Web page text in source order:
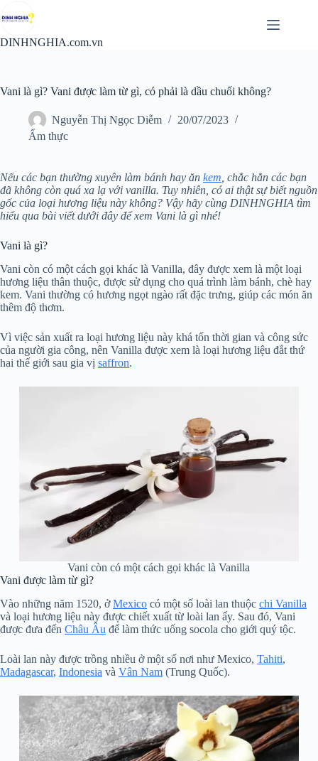
đến
nội
DINHNGHIA.com.vn
Vani là gì? Vani được làm từ gì, có phải là dầu chuối không?
Nguyễn Thị Ngọc Diễm
20/07/2023
Ẩm thực
Nếu các bạn thường xuyên làm bánh hay ăn kem , chắc hẳn các bạn
đã không còn quá xa lạ với vanilla. Tuy nhiên, có ai thật sự biết nguồn
gốc của loại hương liệu này không? Vậy hãy cùng DINHNGHIA tìm
hiểu qua bài viết dưới đây để xem Vani là gì nhé!
Vani là gì?
Vani còn có một cách gọi khác là Vanilla, đây được xem là một loại
hương liệu thân thuộc, được sử dụng cho quá trình làm bánh, chè hay
kem. Vani thường có hương ngọt ngào rất đặc trưng, giúp các món ăn
thêm độ thơm.
Vì việc sản xuất ra loại hương liệu này khá tốn thời gian và công sức
của người gia công, nên Vanilla được xem là loại hương liệu đắt thứ
hai thế giới sau gia vị saffron.
Vani còn có một cách gọi khác là Vanilla
Vani được làm từ gì?
Vào những năm 1520, ởMexico có một số loài lan thuộc chi Vanilla
và loại hương liệu này được chiết xuất từ loài lan ấy. Sau đó, Vani
được đưa đến Châu Âu để làm thức uống socola cho giới quý tộc.
Loài lan này được trồng nhiều ở một số nơi như Mexico, Tahiti,
Madagascar, Indonesia và Vân Nam (Trung Quốc).